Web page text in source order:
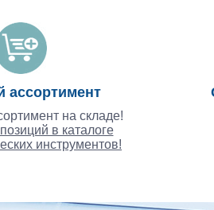
ассортимент
на складе!
в каталоге
инструментов!